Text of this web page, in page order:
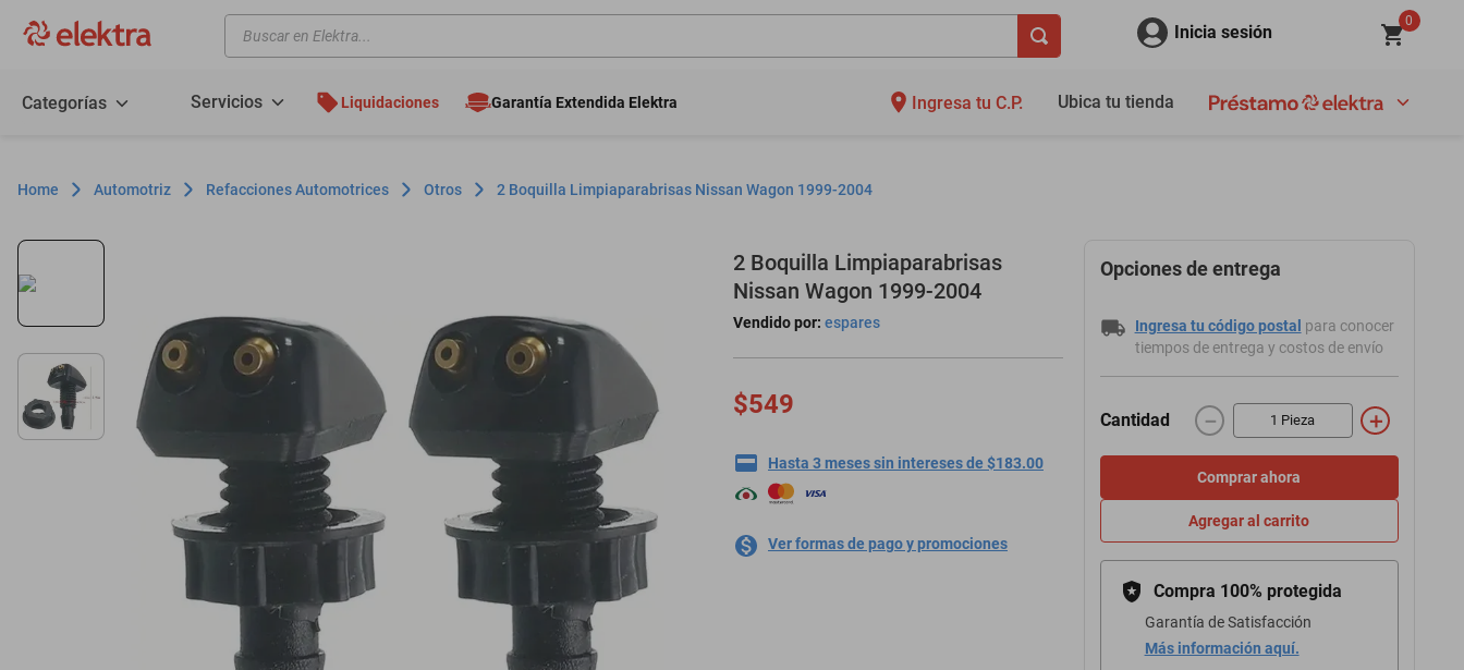
Buscar en Elektra... Inicia sesión
0
Categorías Servicios Liquidaciones Garantía Extendida Elektra Ingresa tu C.P. Ubica tu tienda
Automotriz Refacciones Automotrices Otros 2 Boquilla Limpiaparabrisas Nissan Wagon 1999-2004
2 Boquilla Limpiaparabrisas
Nissan Wagon 1999-2004
Vendido por: espares
$549
Hasta 3 meses sin intereses de $183.00
Ver formas de pago y promociones
Opciones de entrega
Ingresa tu código postal para conocer
tiempos de entrega y costos de envío
Cantidad ＋
－
Comprar ahora
Agregar al carrito
Compra 100% protegida
Garantía de Satisfacción
Más información aquí.
motos
colchones
salas